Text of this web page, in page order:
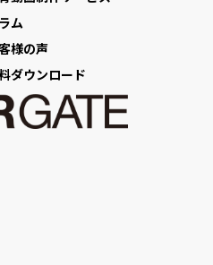
ム
様の声
ダウンロード